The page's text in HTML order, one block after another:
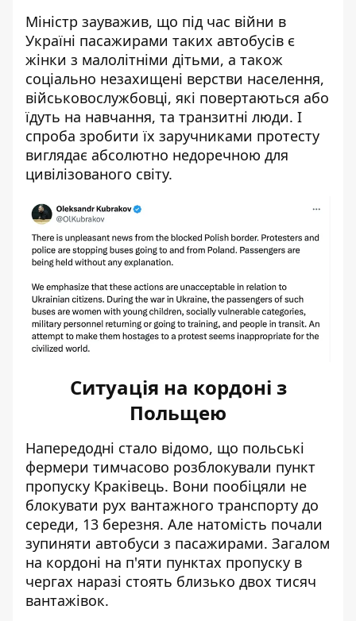
Міністр зауважив, що під час війни в
Україні пасажирами таких автобусів є
жінки з малолітніми дітьми, а також
соціально незахищені верстви населення,
військовослужбовці, які повертаються або
їдуть на навчання, та транзитні люди. І
спроба зробити їх заручниками протесту
виглядає абсолютно недоречною для
цивілізованого світу.
Ситуація на кордоні з
Польщею
Напередодні стало відомо, що польські
фермери тимчасово розблокували пункт
пропуску Краківець. Вони пообіцяли не
блокувати рух вантажного транспорту до
середи, 13 березня. Але натомість почали
зупиняти автобуси з пасажирами. Загалом
на кордоні на п'яти пунктах пропуску в
чергах наразі стоять близько двох тисяч
вантажівок.